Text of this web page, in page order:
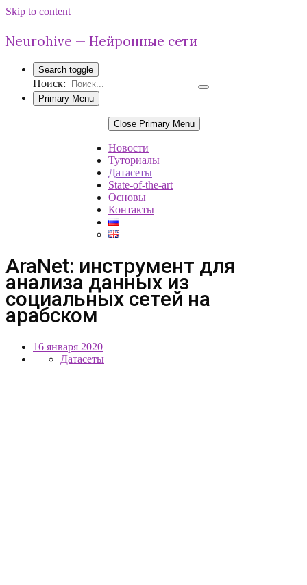
Skip to content
Neurohive — Нейронные сети
Search toggle
Поиск:
Primary Menu
Close Primary Menu
Новости
Туториалы
Датасеты
State-of-the-art
Основы
Контакты
AraNet: инструмент для
анализа данных из
социальных сетей на
арабском
16 января 2020
Датасеты